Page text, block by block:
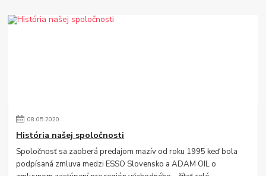
08.05.2020
História našej spoločnosti
Spoločnosť sa zaoberá predajom mazív od roku 1995 keď bola
podpísaná zmluva medzi ESSO Slovensko a ADAM OIL o